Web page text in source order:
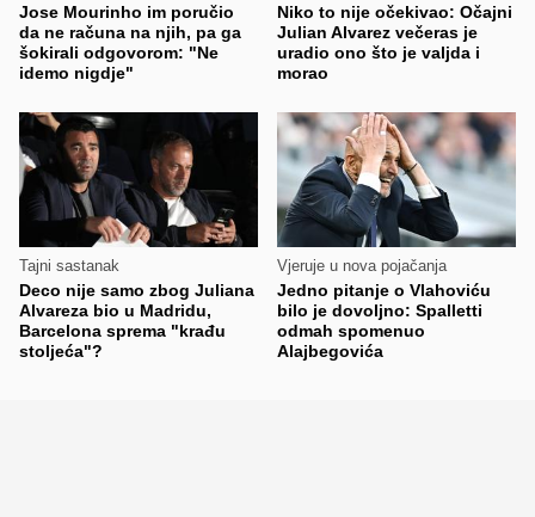
Jose Mourinho im poručio
da ne računa na njih, pa ga
šokirali odgovorom: "Ne
idemo nigdje"
Niko to nije očekivao: Očajni
Julian Alvarez večeras je
uradio ono što je valjda i
morao
Tajni sastanak
Deco nije samo zbog Juliana
Alvareza bio u Madridu,
Barcelona sprema "krađu
stoljeća"?
Vjeruje u nova pojačanja
Jedno pitanje o Vlahoviću
bilo je dovoljno: Spalletti
odmah spomenuo
Alajbegovića